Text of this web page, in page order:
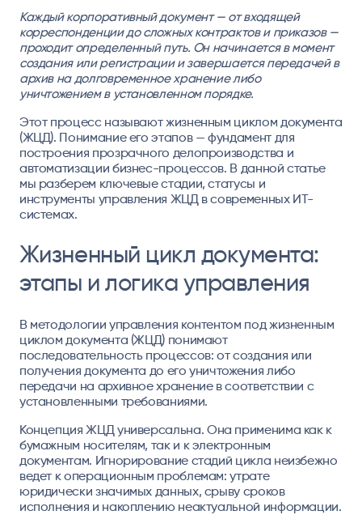
Каждый корпоративный документ — от входящей
корреспонденции до сложных контрактов и приказов —
проходит определенный путь. Он начинается в момент
создания или регистрации и завершается передачей в
архив на долговременное хранение либо
уничтожением в установленном порядке.
Этот процесс называют жизненным циклом документа
(ЖЦД). Понимание его этапов — фундамент для
построения прозрачного делопроизводства и
автоматизации бизнес-процессов. В данной статье
мы разберем ключевые стадии, статусы и
инструменты управления ЖЦД в современных ИТ-
системах.
Жизненный цикл документа:
этапы и логика управления
В методологии управления контентом под жизненным
циклом документа (ЖЦД) понимают
последовательность процессов: от создания или
получения документа до его уничтожения либо
передачи на архивное хранение в соответствии с
установленными требованиями.
Концепция ЖЦД универсальна. Она применима как к
бумажным носителям, так и к электронным
документам. Игнорирование стадий цикла неизбежно
ведет к операционным проблемам: утрате
юридически значимых данных, срыву сроков
исполнения и накоплению неактуальной информации.